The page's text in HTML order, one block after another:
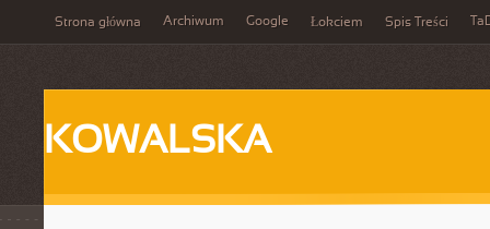
Strona główna Archiwum Google Łokciem Spis Treści
KOWALSKA